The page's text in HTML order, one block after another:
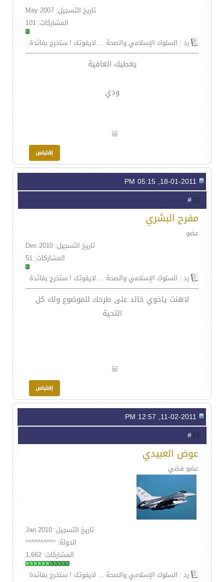
تاريخ التسجيل: May 2007
المشاركات: 101
رد : السلوك الإسلامي والصحة ... لايفوتك ! ستخرج بفائدة
يعطيك العافية
ودي
33
مفرح البشري
عضو
تاريخ التسجيل: Dec 2010
المشاركات: 51
رد : السلوك الإسلامي والصحة ... لايفوتك ! ستخرج بفائدة
لاهنت ياخوي خالد على طرحك للموضوع ولك كل
التحية
34
عوض العبيدي
عضو فضي
تاريخ التسجيل: Jan 2010
الدولة: ^^^^^^^^^^
المشاركات: 1,662
رد : السلوك الإسلامي والصحة ... لايفوتك ! ستخرج بفائدة